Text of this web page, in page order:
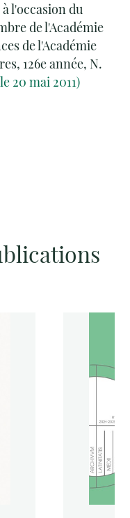
l'occasion du
de l'Académie
de l'Académie
126e année, N.
20 mai 2011)